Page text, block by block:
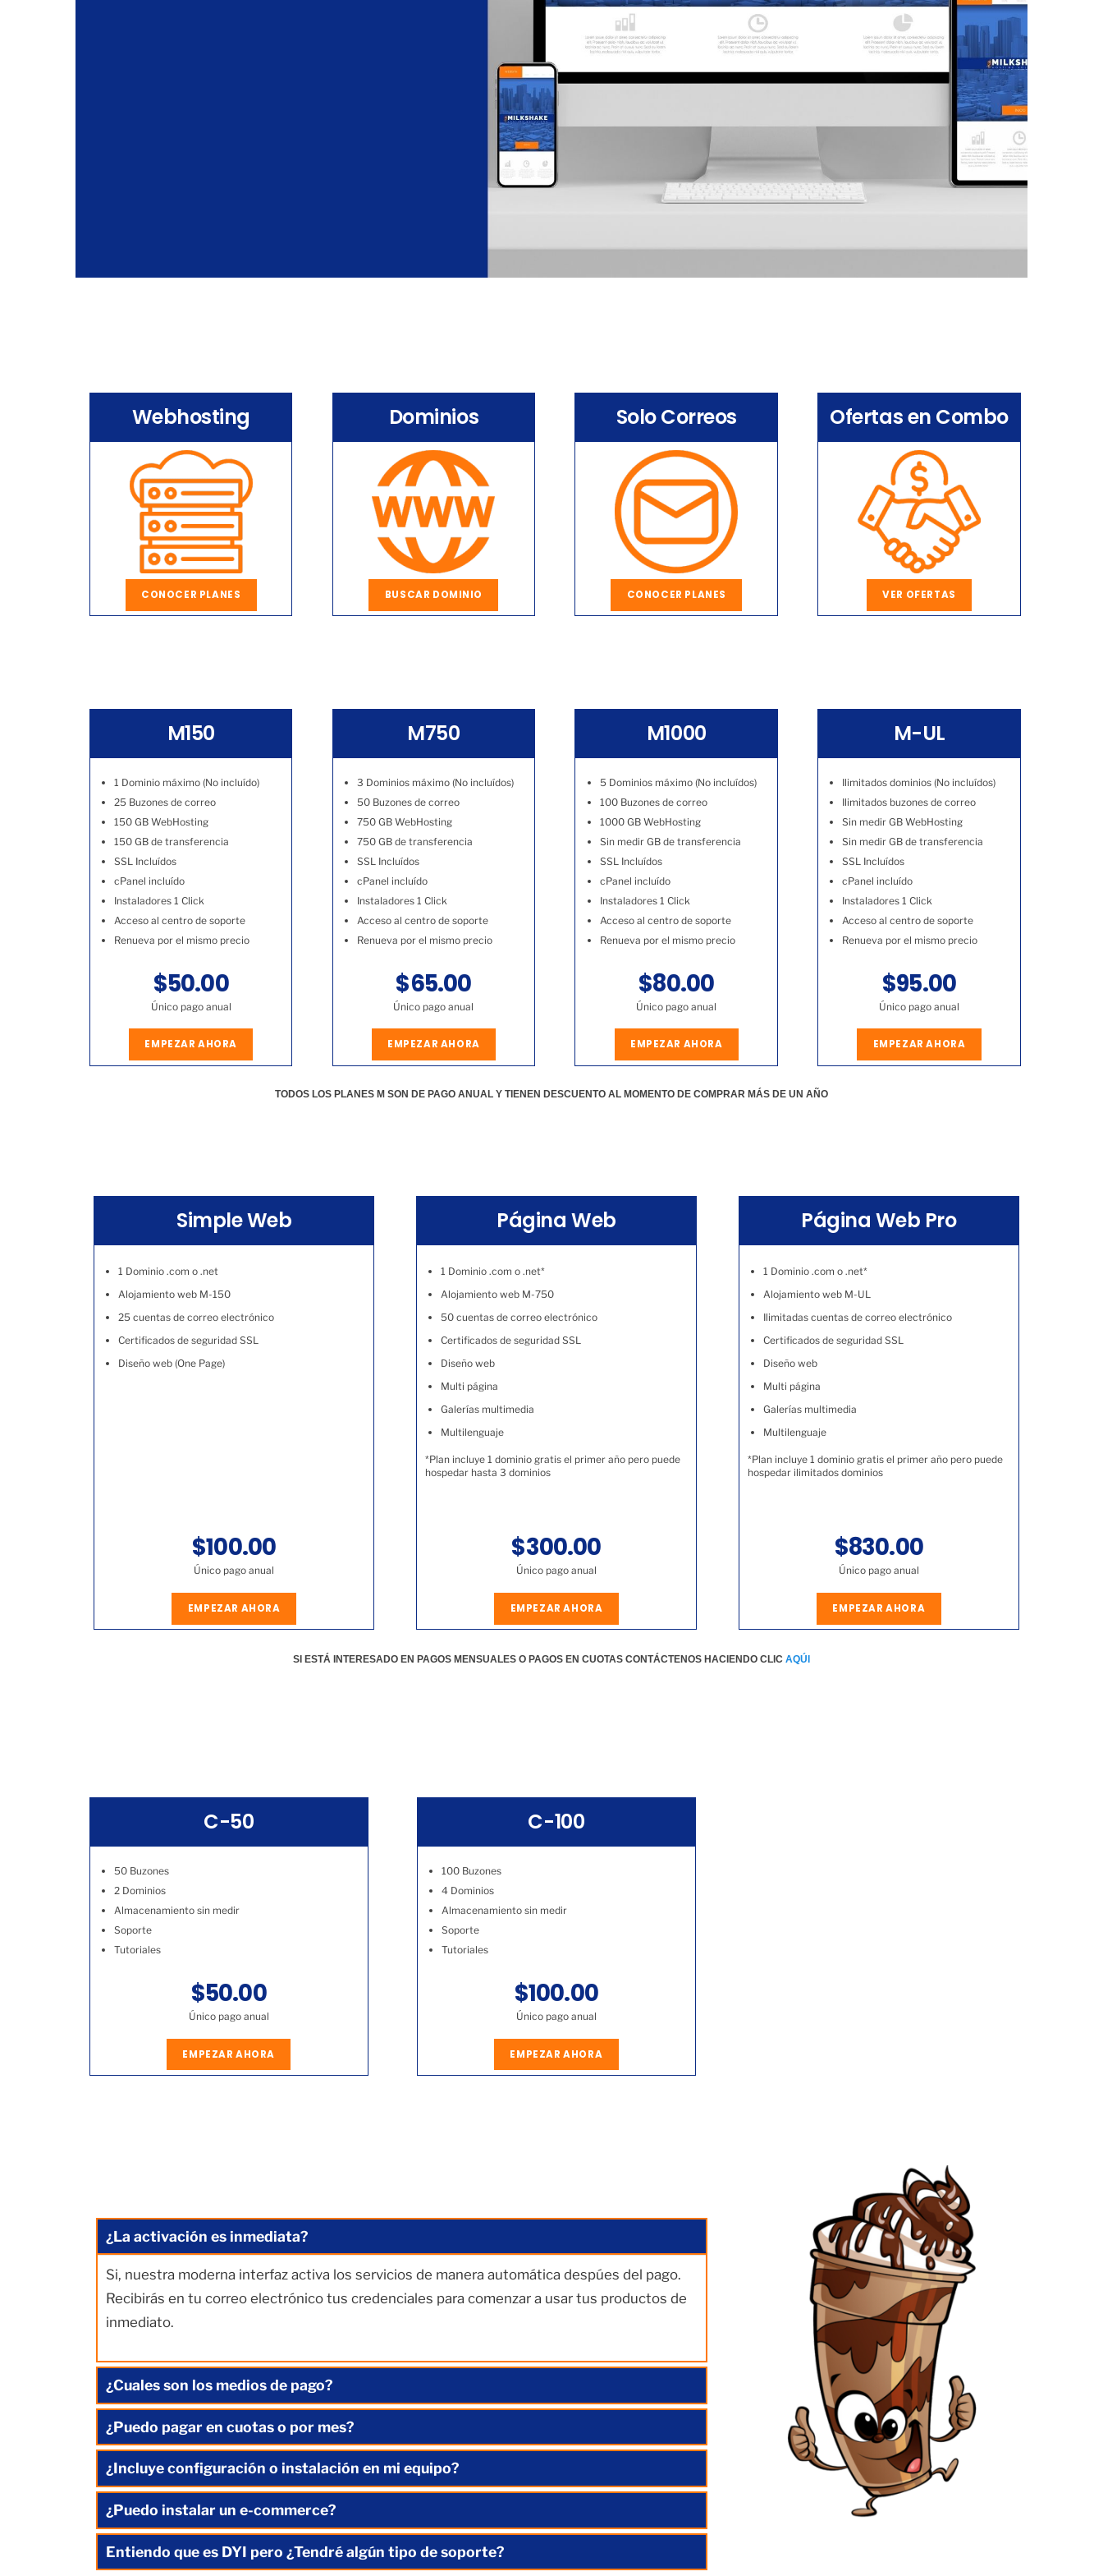
Webhosting
CONOCER PLANES
Dominios
BUSCAR DOMINIO
Solo Correos
CONOCER PLANES
Ofertas en Combo
VER OFERTAS
M150
1 Dominio máximo (No incluído)
25 Buzones de correo
150 GB WebHosting
150 GB de transferencia
SSL Incluídos
cPanel incluído
Instaladores 1 Click
Acceso al centro de soporte
Renueva por el mismo precio
$50.00
Único pago anual
EMPEZAR AHORA
M750
3 Dominios máximo (No incluídos)
50 Buzones de correo
750 GB WebHosting
750 GB de transferencia
SSL Incluídos
cPanel incluído
Instaladores 1 Click
Acceso al centro de soporte
Renueva por el mismo precio
$65.00
Único pago anual
EMPEZAR AHORA
M1000
5 Dominios máximo (No incluídos)
100 Buzones de correo
1000 GB WebHosting
Sin medir GB de transferencia
SSL Incluídos
cPanel incluído
Instaladores 1 Click
Acceso al centro de soporte
Renueva por el mismo precio
$80.00
Único pago anual
EMPEZAR AHORA
M-UL
Ilimitados dominios (No incluídos)
Ilimitados buzones de correo
Sin medir GB WebHosting
Sin medir GB de transferencia
SSL Incluídos
cPanel incluído
Instaladores 1 Click
Acceso al centro de soporte
Renueva por el mismo precio
$95.00
Único pago anual
EMPEZAR AHORA
TODOS LOS PLANES M SON DE PAGO ANUAL Y TIENEN DESCUENTO AL MOMENTO DE COMPRAR MÁS DE UN AÑO
Simple Web
1 Dominio .com o .net
Alojamiento web M-150
25 cuentas de correo electrónico
Certificados de seguridad SSL
Diseño web (One Page)
$100.00
Único pago anual
EMPEZAR AHORA
Página Web
1 Dominio .com o .net*
Alojamiento web M-750
50 cuentas de correo electrónico
Certificados de seguridad SSL
Diseño web
Multi página
Galerías multimedia
Multilenguaje
*Plan incluye 1 dominio gratis el primer año pero puede
hospedar hasta 3 dominios
$300.00
Único pago anual
EMPEZAR AHORA
Página Web Pro
1 Dominio .com o .net*
Alojamiento web M-UL
Ilimitadas cuentas de correo electrónico
Certificados de seguridad SSL
Diseño web
Multi página
Galerías multimedia
Multilenguaje
*Plan incluye 1 dominio gratis el primer año pero puede
hospedar ilimitados dominios
$830.00
Único pago anual
EMPEZAR AHORA
SI ESTÁ INTERESADO EN PAGOS MENSUALES O PAGOS EN CUOTAS CONTÁCTENOS HACIENDO CLIC AQÚI
C-50
50 Buzones
2 Dominios
Almacenamiento sin medir
Soporte
Tutoriales
$50.00
Único pago anual
EMPEZAR AHORA
C-100
100 Buzones
4 Dominios
Almacenamiento sin medir
Soporte
Tutoriales
$100.00
Único pago anual
EMPEZAR AHORA
¿La activación es inmediata?
Si, nuestra moderna interfaz activa los servicios de manera automática despúes del pago.
Recibirás en tu correo electrónico tus credenciales para comenzar a usar tus productos de
inmediato.
¿Cuales son los medios de pago?
¿Puedo pagar en cuotas o por mes?
¿Incluye configuración o instalación en mi equipo?
¿Puedo instalar un e-commerce?
Entiendo que es DYI pero ¿Tendré algún tipo de soporte?